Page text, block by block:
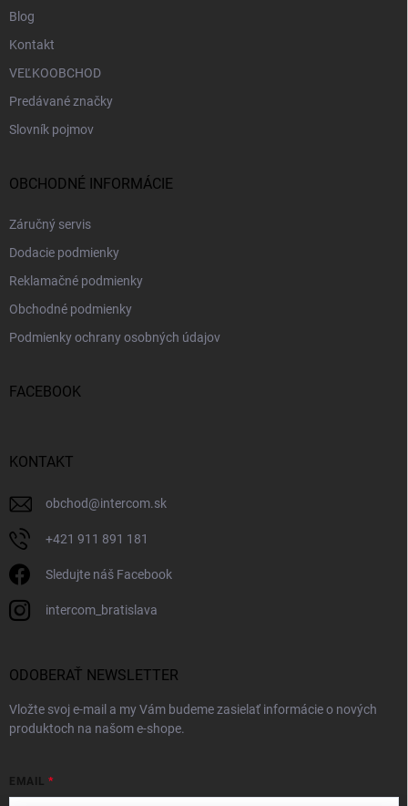
Blog
Kontakt
VEĽKOOBCHOD
Predávané značky
Slovník pojmov
OBCHODNÉ INFORMÁCIE
Záručný servis
Dodacie podmienky
Reklamačné podmienky
Obchodné podmienky
Podmienky ochrany osobných údajov
FACEBOOK
KONTAKT
obchod@intercom.sk
+421 911 891 181
Sledujte náš Facebook
intercom_bratislava
ODOBERAŤ NEWSLETTER
Vložte svoj e-mail a my Vám budeme zasielať informácie o nových
produktoch na našom e-shope.
EMAIL